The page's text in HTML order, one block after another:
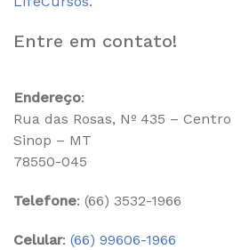
Entre em contato!
Endereço:
Rua das Rosas, Nº 435 – Centro
Sinop – MT
78550-045
Telefone: (66) 3532-1966
Celular: (66) 99606-1966